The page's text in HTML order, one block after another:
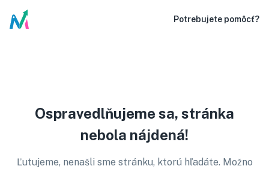
Potrebujete pomôcť?
Ospravedlňujeme sa, stránka
nebola nájdená!
Ľutujeme, nenašli sme stránku, ktorú hľadáte. Možno